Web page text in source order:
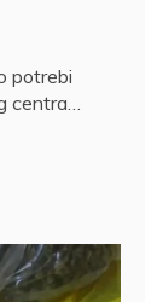
potrebi
centra…